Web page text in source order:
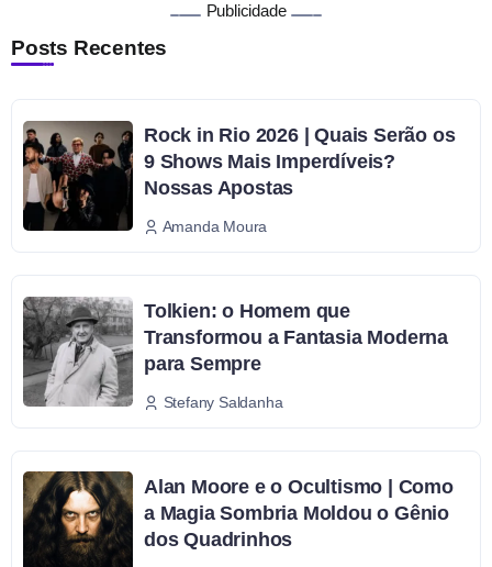
Publicidade
Posts Recentes
Rock in Rio 2026 | Quais Serão os
9 Shows Mais Imperdíveis?
Nossas Apostas
Amanda Moura
Tolkien: o Homem que
Transformou a Fantasia Moderna
para Sempre
Stefany Saldanha
Alan Moore e o Ocultismo | Como
a Magia Sombria Moldou o Gênio
dos Quadrinhos